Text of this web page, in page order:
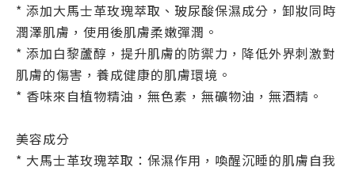
* 添加大馬士革玫瑰萃取、玻尿酸保濕成分，卸妝同時
潤澤肌膚，使用後肌膚柔嫩彈潤。
* 添加白黎蘆醇，提升肌膚的防禦力，降低外界刺激對
肌膚的傷害，養成健康的肌膚環境。
* 香味來自植物精油，無色素，無礦物油，無酒精。
美容成分
* 大馬士革玫瑰萃取：保濕作用，喚醒沉睡的肌膚自我